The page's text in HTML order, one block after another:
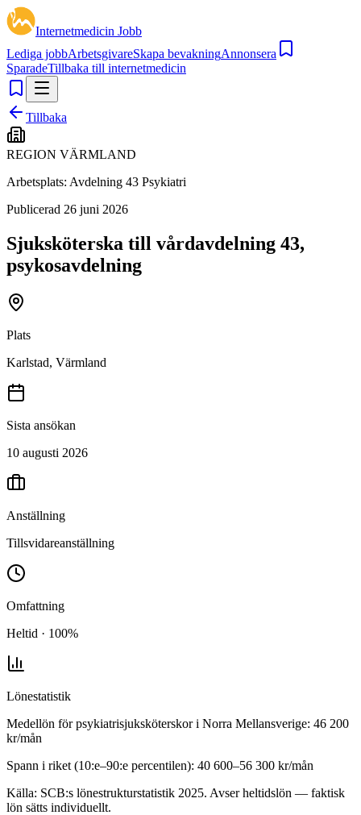
Internetmedicin Jobb
Lediga jobbArbetsgivareSkapa bevakningAnnonsera
SparadeTillbaka till internetmedicin
Tillbaka
REGION VÄRMLAND
Arbetsplats: Avdelning 43 Psykiatri
Publicerad 26 juni 2026
Sjuksköterska till vårdavdelning 43,
psykosavdelning
Plats
Karlstad, Värmland
Sista ansökan
10 augusti 2026
Anställning
Tillsvidareanställning
Omfattning
Heltid · 100%
Lönestatistik
Medellön förpsykiatrisjuksköterskori Norra Mellansverige: 46 200
kr/mån
Spann i riket (10:e–90:e percentilen): 40 600–56 300 kr/mån
Källa: SCB:s lönestrukturstatistik 2025. Avser heltidslön — faktisk
lön sätts individuellt.